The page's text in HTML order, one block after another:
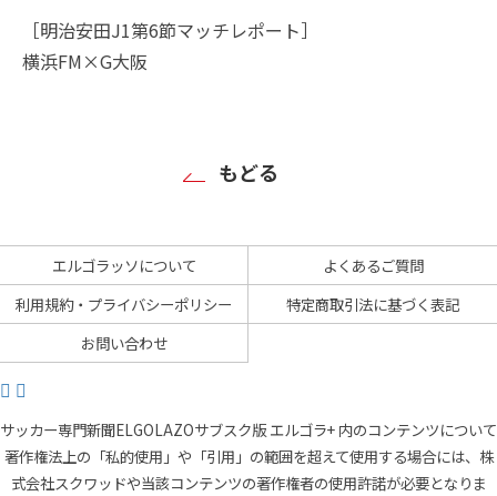
［明治安田J1第6節マッチレポート］
横浜FM×G大阪
もどる
エルゴラッソについて
よくあるご質問
利用規約・プライバシーポリシー
特定商取引法に基づく表記
お問い合わせ
サッカー専門新聞ELGOLAZOサブスク版 エルゴラ+ 内のコンテンツについて
著作権法上の「私的使用」や「引用」の範囲を超えて使用する場合には、株
式会社スクワッドや当該コンテンツの著作権者の使用許諾が必要となりま